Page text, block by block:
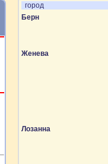
город
Берн
Женева
Лозанна